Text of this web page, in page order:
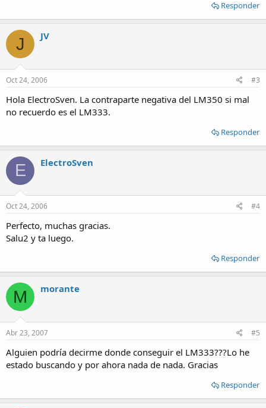
Responder
J JV
Oct 24, 2006 #3
Hola ElectroSven. La contraparte negativa del LM350 si mal
no recuerdo es el LM333.
Responder
E ElectroSven
Oct 24, 2006 #4
Perfecto, muchas gracias.
Salu2 y ta luego.
Responder
M morante
Abr 23, 2007 #5
Alguien podría decirme donde conseguir el LM333???Lo he
estado buscando y por ahora nada de nada. Gracias
Responder